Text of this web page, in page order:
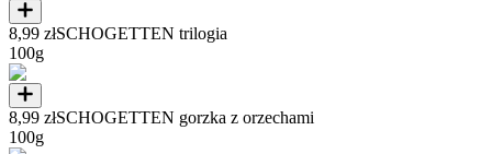
8,99 złSCHOGETTEN trilogia
100g
8,99 złSCHOGETTEN gorzka z orzechami
100g